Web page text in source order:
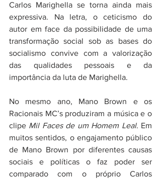
Carlos Marighella se torna ainda mais
expressiva. Na letra, o ceticismo do
autor em face da possibilidade de uma
transformação social sob as bases do
socialismo convive com a valorização
das qualidades pessoais e da
importância da luta de Marighella.
No mesmo ano, Mano Brown e os
Racionais MC’s produziram a música e o
clipe Mil Faces de um Homem Leal. Em
muitos sentidos, o engajamento público
de Mano Brown por diferentes causas
sociais e políticas o faz poder ser
comparado com o próprio Carlos